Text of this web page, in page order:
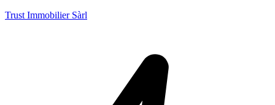
Trust Immobilier Sàrl